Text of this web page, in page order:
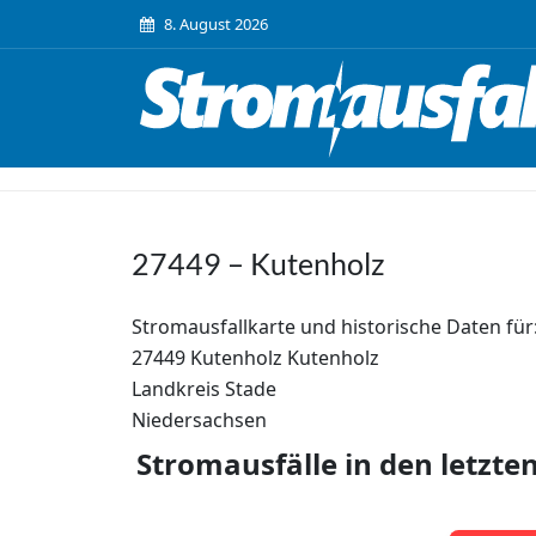
8. August 2026
27449 – Kutenholz
Stromausfallkarte und historische Daten
27449 Kutenholz Kutenholz
Landkreis Stade
Niedersachsen
Stromausfälle in den